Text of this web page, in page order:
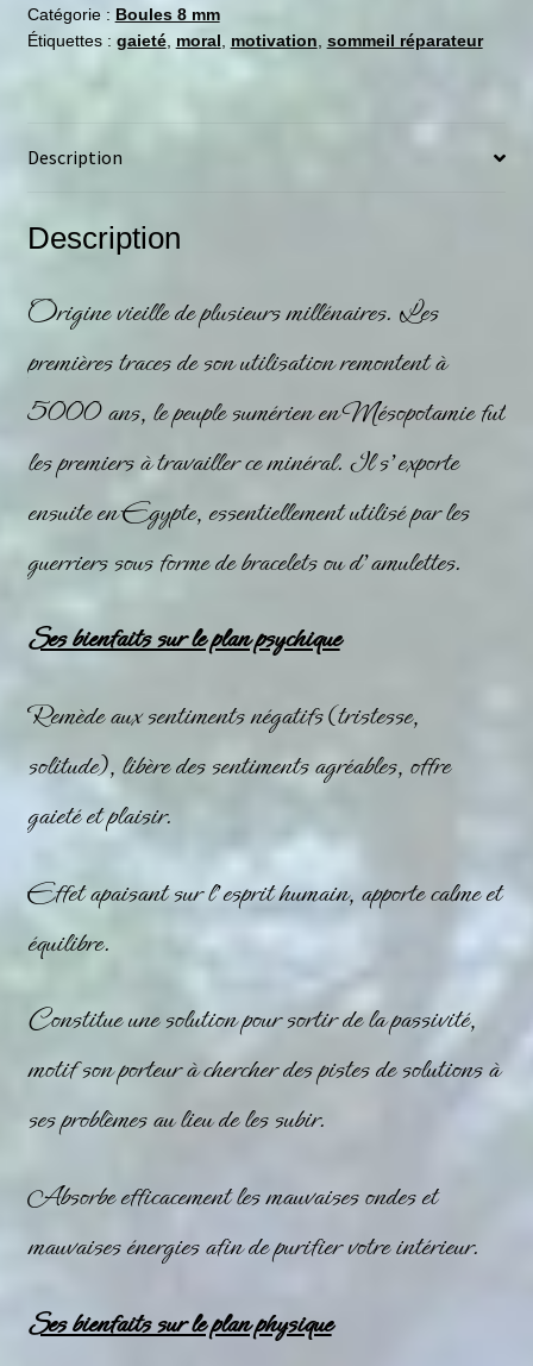
Catégorie : Boules 8 mm
Étiquettes : gaieté, moral, motivation, sommeil réparateur
Description
Description
Origine vieille de plusieurs millénaires. Les
premières traces de son utilisation remontent à
5000 ans, le peuple sumérien en Mésopotamie fut
les premiers à travailler ceminéral. Il s’exporte
ensuite en Egypte, essentiellement utilisé par les
guerriers sous forme de bracelets ou d’amulettes.
Ses bienfaits sur le plan psychique
Remède aux sentiments négatifs (tristesse,
solitude), libère des sentiments agréables, offre
gaieté et plaisir.
Effet apaisant sur l’esprit humain, apporte calme et
équilibre.
Constitue une solution pour sortir de la passivité,
motif son porteur à chercher des pistes de solutions à
ses problèmes au lieu de les subir.
Absorbe efficacement les mauvaises ondes et
mauvaises énergies afin de purifier votre intérieur.
Ses bienfaits sur le plan physique